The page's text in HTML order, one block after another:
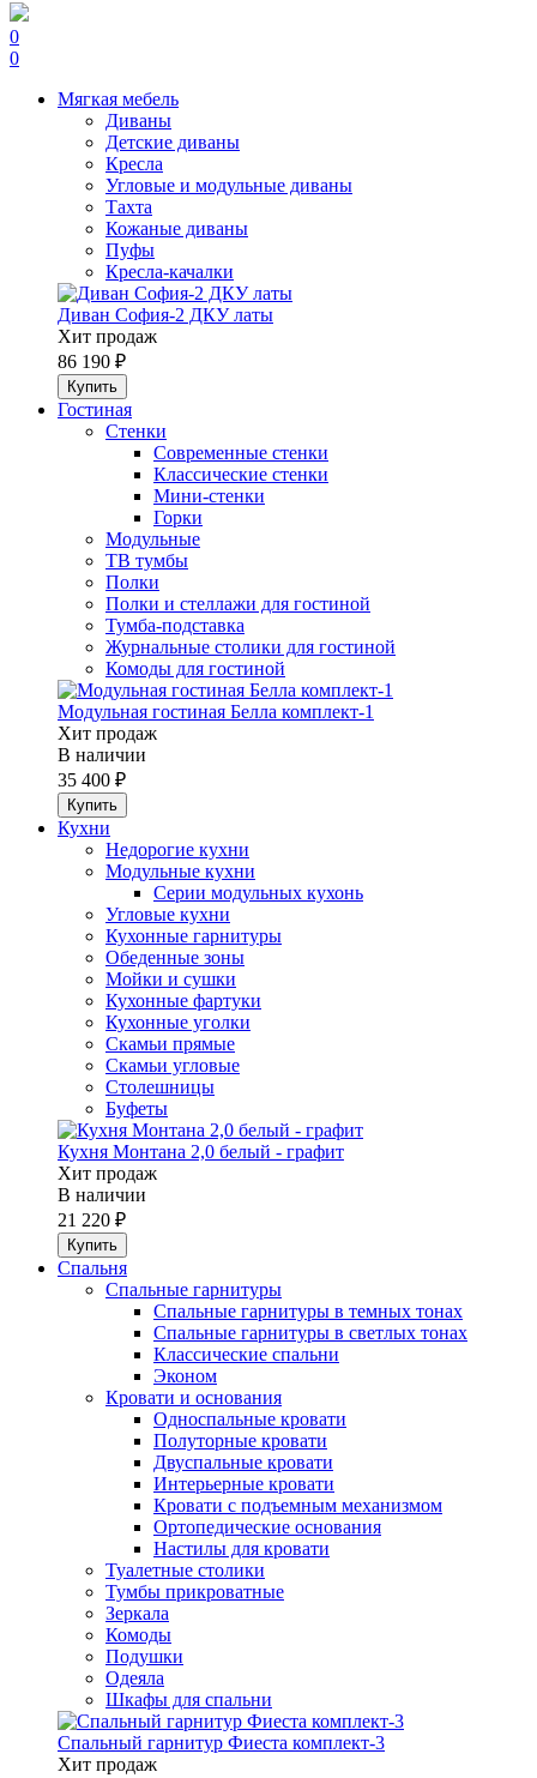
0
0
Мягкая мебель
Диваны
Детские диваны
Кресла
Угловые и модульные диваны
Тахта
Кожаные диваны
Пуфы
Кресла-качалки
Диван София-2 ДКУ латы
Хит продаж
86 190 ₽
Гостиная
Стенки
Современные стенки
Классические стенки
Мини-стенки
Горки
Модульные
ТВ тумбы
Полки
Полки и стеллажи для гостиной
Тумба-подставка
Журнальные столики для гостиной
Комоды для гостиной
Модульная гостиная Белла комплект-1
Хит продаж
В наличии
35 400 ₽
Кухни
Недорогие кухни
Модульные кухни
Серии модульных кухонь
Угловые кухни
Кухонные гарнитуры
Обеденные зоны
Мойки и сушки
Кухонные фартуки
Кухонные уголки
Скамьи прямые
Скамьи угловые
Столешницы
Буфеты
Кухня Монтана 2,0 белый - графит
Хит продаж
В наличии
21 220 ₽
Спальня
Спальные гарнитуры
Спальные гарнитуры в темных тонах
Спальные гарнитуры в светлых тонах
Классические спальни
Эконом
Кровати и основания
Односпальные кровати
Полуторные кровати
Двуспальные кровати
Интерьерные кровати
Кровати с подъемным механизмом
Ортопедические основания
Настилы для кровати
Туалетные столики
Тумбы прикроватные
Зеркала
Комоды
Подушки
Одеяла
Шкафы для спальни
Спальный гарнитур Фиеста комплект-3
Хит продаж